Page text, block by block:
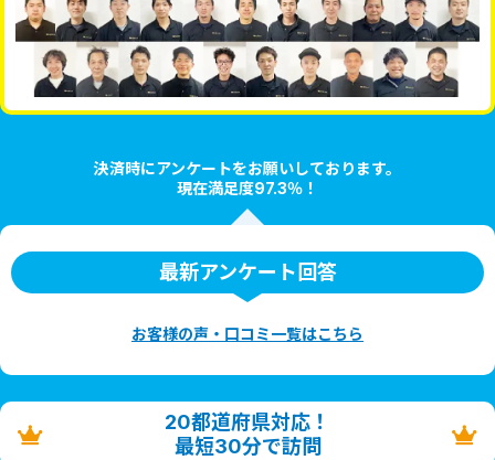
決済時にアンケートをお願いしております。
現在満足度97.3％！
最新アンケート回答
お客様の声・口コミ一覧はこちら
20都道府県対応！
最短30分で訪問